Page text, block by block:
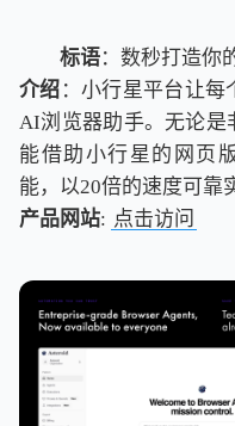
标语：数秒打造你
介绍 ：小行星平台让
AI浏览器助手。无论是
能借助小行星的网页
能，以20倍的速度可靠
产品网站: 点击访问